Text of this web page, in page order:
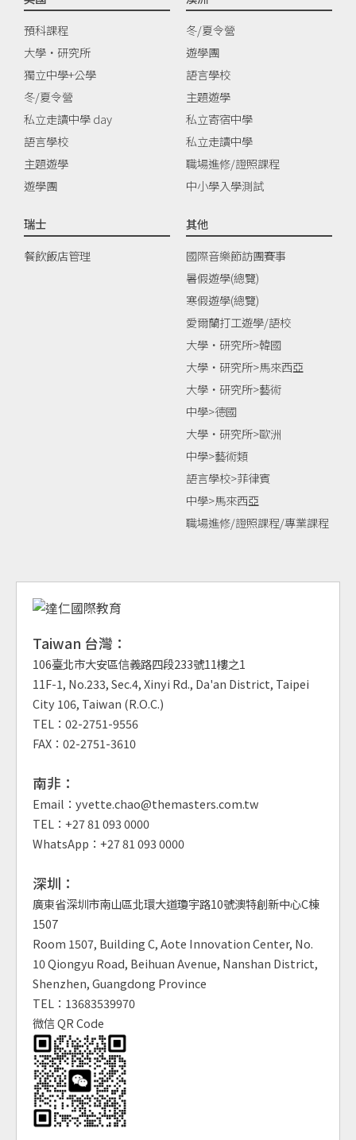
預科課程
大學‧研究所
獨立中學+公學
冬/夏令營
私立走讀中學 day
語言學校
主題遊學
遊學團
冬/夏令營
遊學團
語言學校
主題遊學
私立寄宿中學
私立走讀中學
職場進修/證照課程
中小學入學測試
瑞士
餐飲飯店管理
其他
國際音樂節訪團賽事
暑假遊學(總覽)
寒假遊學(總覽)
愛爾蘭打工遊學/語校
大學‧研究所>韓國
大學‧研究所>馬來西亞
大學‧研究所>藝術
中學>德國
大學‧研究所>歐洲
中學>藝術類
語言學校>菲律賓
中學>馬來西亞
職場進修/證照課程/專業課程
Taiwan 台灣：
106臺北市大安區信義路四段233號11樓之1
11F-1, No.233, Sec.4, Xinyi Rd., Da'an District, Taipei
City 106, Taiwan (R.O.C.)
TEL：02-2751-9556
FAX：02-2751-3610
南非：
Email：yvette.chao@themasters.com.tw
TEL：+27 81 093 0000
WhatsApp：+27 81 093 0000
深圳：
廣東省深圳市南山區北環大道瓊宇路10號澳特創新中心C棟
1507
Room 1507, Building C, Aote Innovation Center, No.
10 Qiongyu Road, Beihuan Avenue, Nanshan District,
Shenzhen, Guangdong Province
TEL：13683539970
微信 QR Code